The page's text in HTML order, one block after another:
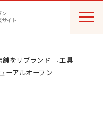
ン
サイト
をリブランド 『工具
ーアルオープン